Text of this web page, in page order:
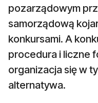
pozarządowym
samorządową
konkursami. A
procedura i liczne
organizacja się w
alternatywa.